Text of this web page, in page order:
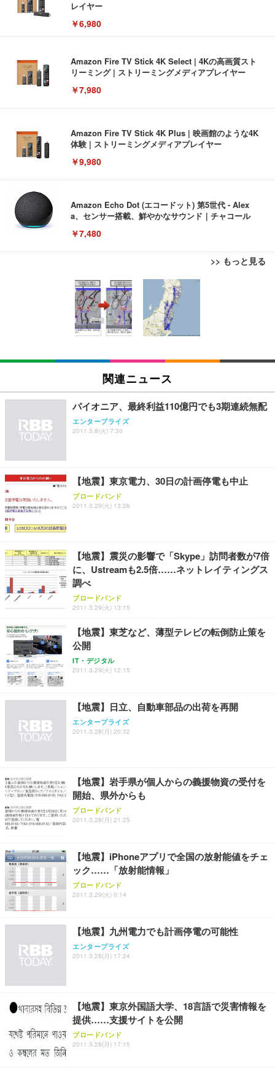
レイヤー
￥6,980
Amazon Fire TV Stick 4K Select | 4Kの高画質スト
リーミング | ストリーミングメディアプレイヤー
￥7,980
Amazon Fire TV Stick 4K Plus | 映画館のような4K
体験 | ストリーミングメディアプレイヤー
￥9,980
Amazon Echo Dot (エコードット) 第5世代 - Alex
a、センサー搭載、鮮やかなサウンド｜チャコール
￥7,480
>> もっと見る
[EdoErgo] オフィスチェア 椅子 テレワーク 疲れな
い 跳ね上げ式アームレスト コンパクト 約105度ロッ
キング pc 事務椅子 360度回転 座面昇降 強化ナイロ
ン樹脂ベース 通気性メッシュ 在宅ワーク H-WY01
(黒網+黒枠+黒足)
￥5,699
SIHOO B100 オフィスチェア／デスクチェア メッシ
ュチェア 人間工学 疲れない ブラック
￥27,999
Sezlife オフィスチェア デスクチェア 疲れない テレ
務用 おしゃれ パソコンチェア (ブラック)
Sezlife オフィスチェア デスクチェア 疲れない テレ
ワーク チェア 強化バックレスト 30度ロッキング機
務用 おしゃれ パソコンチェア (ホワイト)
ANDWINT オフィスチェア デスクチェア 肘なし メ
ッシュ 通気性 ランバーサポート付き 腰サポート ガ
ス圧無段階昇降 360度回転 キャスター付き コンパク
ト 幅52×奥行58.5×高さ84～96cm テレワーク 在宅
￥4,139
EIZO ビジネス向けプレミアムモニター | FlexScan
EV3240X-WT | 31.5型4K UHD・USB Type-C・ホワ
イト
￥105,595
EIZO ビジネス向けプレミアムモニター | FlexScan
￥109,572
【純正品】27"ゲーミングモニター DualSense 充電
【整備済み品】Dell E2724HS 27インチ 液晶モニタ
ー フルHD（1920×1080）VA 非光沢 HDMI/DisplayP
【MiniLED/24.5inch/280Hz/FHD】GRAPHT THE S
HOOTER Gaming Monitor 24” Essential ゲーミン
グモニター QD 24.5インチ 1ms FHD 量子ドット 残
像低減 (3年保証 | 輝点保証 | 日本メーカー)
￥34,980
Amazonベーシック ペットシーツ 薄型 レギュラー 1
回使い捨て 無香料 ホワイト 300枚
￥3,373
Amazonベーシック ペットシーツ 厚型 ワイド 42枚
x2袋(84枚) ホワイト(吸収面:ライトブルー)
￥3,234
ネオ・ルーライフ ネオ・オムツ L 中型犬用 26枚入
Smart Basic(スマートベーシック) 【Amazon.co.jp
限定】 Smart Basic アイリスオーヤマ ペットシーツ
アイリスオーヤマ ペットシーツ 超厚型 お徳用 レギ
ュラー 200枚入【Amazon.co.jp限定】
￥3,731
関連ニュース
パイオニア、最終利益110億円でも3期連続無配
エンタープライズ
2011.3.8(火) 7:30
【地震】東京電力、30日の計画停電も中止
ブロードバンド
2011.3.29(火) 13:26
【地震】震災の影響で「Skype」訪問者数が7倍
に、Ustreamも2.5倍……ネットレイティングス
調べ
ブロードバンド
2011.3.29(火) 13:15
【地震】東芝など、薄型テレビの転倒防止策を
公開
IT・デジタル
2011.3.29(火) 12:15
【地震】日立、自動車部品の出荷を再開
エンタープライズ
2011.3.28(月) 20:32
【地震】岩手県が個人からの義援物資の受付を
開始、県外からも
ブロードバンド
2011.3.28(月) 21:25
【地震】iPhoneアプリで全国の放射能値をチェ
ック……「放射能情報」
ブロードバンド
2011.3.29(火) 0:14
【地震】九州電力でも計画停電の可能性
エンタープライズ
2011.3.28(月) 17:24
【地震】東京外国語大学、18言語で災害情報を
提供……支援サイトを公開
ブロードバンド
2011.3.28(月) 17:15